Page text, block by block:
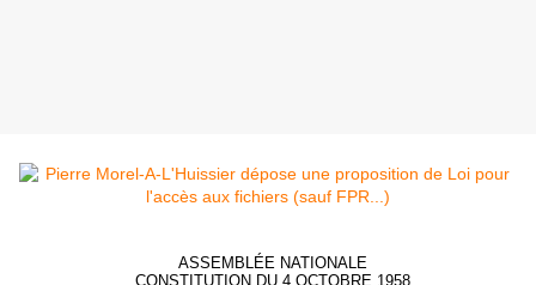
ASSEMBLÉE NATIONALE
CONSTITUTION DU 4 OCTOBRE 1958